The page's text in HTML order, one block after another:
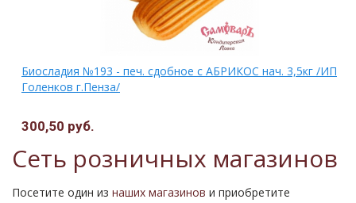
Биосладия №193 - печ. сдобное с АБРИКОС нач. 3,5кг /ИП
Голенков г.Пенза/
300,50 руб.
Сеть розничных магазинов
Посетите один из наших магазинов и приобретите